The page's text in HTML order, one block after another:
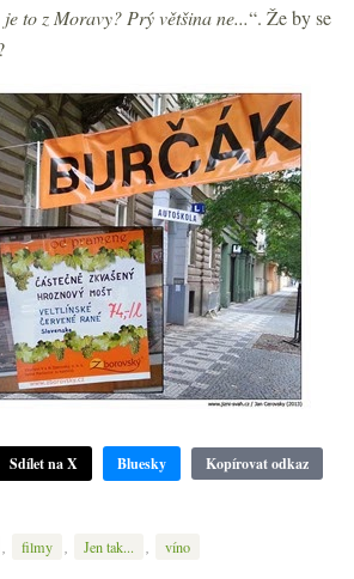
to z Moravy? Prý většina ne...“. Že by se
Sdílet na X Bluesky Kopírovat odkaz
, filmy , Jen tak... , víno